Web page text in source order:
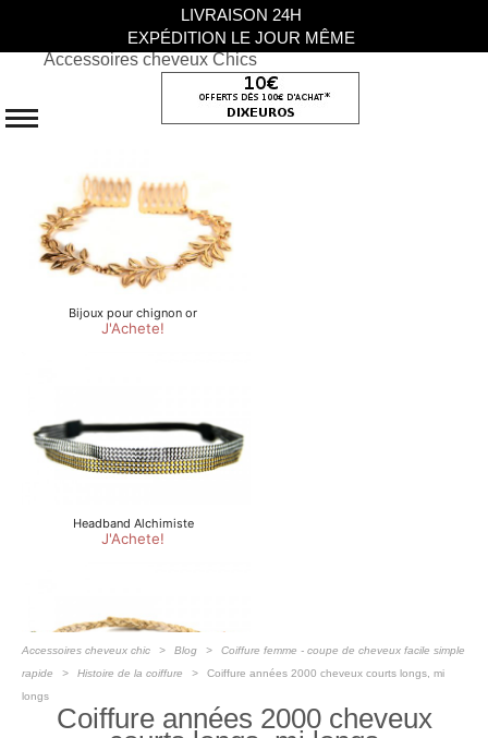
Accessoires cheveux Chics
Accessoires cheveux chic Blog
Coiffure femme - coupe de cheveux facile simple
rapide
Histoire de la coiffure
Coiffure années 2000 cheveux courts longs, mi
longs
Coiffure années 2000 cheveux
LIVRAISON 24H
EXPÉDITION LE JOUR MÊME